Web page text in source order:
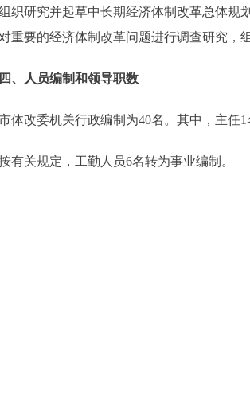
研究并起草中长期经济体制改革总体规划
重要的经济体制改革问题进行调查研究，
人员编制和领导职数
改委机关行政编制为40名。其中，主任1
关规定，工勤人员6名转为事业编制。